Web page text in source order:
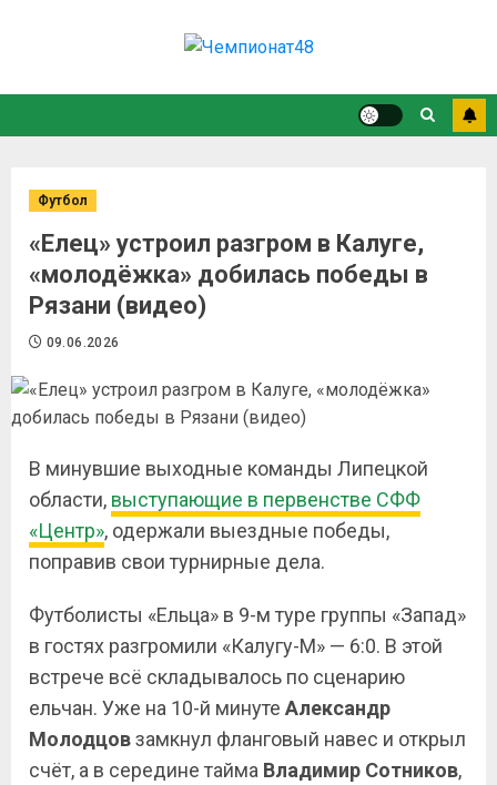
Футбол
«Елец» устроил разгром в Калуге,
«молодёжка» добилась победы в
Рязани (видео)
09.06.2026
В минувшие выходные команды Липецкой
области, выступающие в первенстве СФФ
«Центр», одержали выездные победы,
поправив свои турнирные дела.
Футболисты «Ельца» в 9-м туре группы «Запад»
в гостях разгромили «Калугу-М» — 6:0. В этой
встрече всё складывалось по сценарию
ельчан. Уже на 10-й минуте Александр
Молодцовзамкнул фланговый навес и открыл
счёт, а в середине тайма Владимир Сотников,